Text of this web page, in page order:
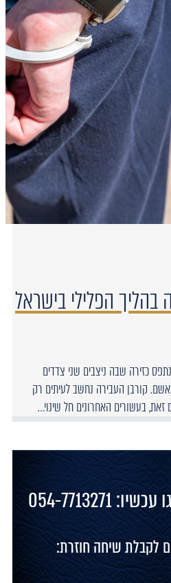
בהליך הפלילי בישראל
כזירה שבה ניצבים שני צדדים
קורבן העבירה נחשב לעיתים רק
בעשורים האחרונים חל שינוי…
054-7713271
לקבלת שיחה חוזרת: